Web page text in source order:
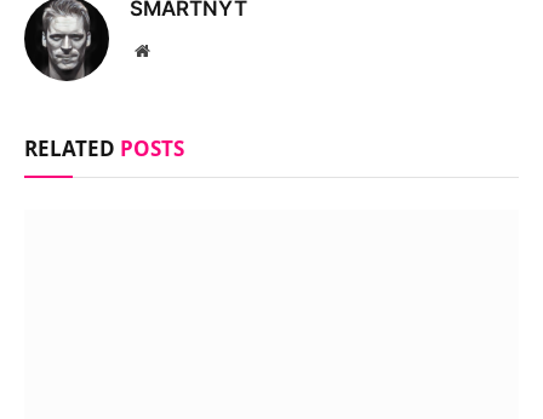
SMARTNYT
Website
RELATED POSTS